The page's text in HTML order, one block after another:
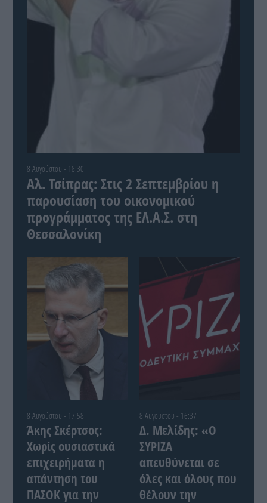
8 Αυγούστου - 18:30
Αλ. Τσίπρας: Στις 2 Σεπτεμβρίου η
παρουσίαση του οικονομικού
προγράμματος της ΕΛ.Α.Σ. στη
Θεσσαλονίκη
8 Αυγούστου - 17:58
Άκης Σκέρτσος:
Χωρίς ουσιαστικά
επιχειρήματα η
απάντηση του
ΠΑΣΟΚ για την
8 Αυγούστου - 16:37
Δ. Μελίδης: «Ο
ΣΥΡΙΖΑ
απευθύνεται σε
όλες και όλους που
θέλουν την